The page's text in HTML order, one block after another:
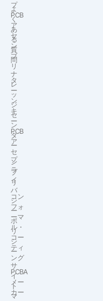
よ
く
あ
る
質
問
ナ
レ
ッ
ジ
セ
ン
タ
ー
プ
ラ
イ
バ
シ
ー
ポ
リ
シ
ー
サ
イ
ト
マ
プ
PCB
ア
セ
ン
ブ
リ
タ
ー
ン
キ
ー
PCB
ア
セ
ン
ブ
リ
コン
フォ
ーマ
ル・
コー
ティ
ング
PCBA
メー
カー